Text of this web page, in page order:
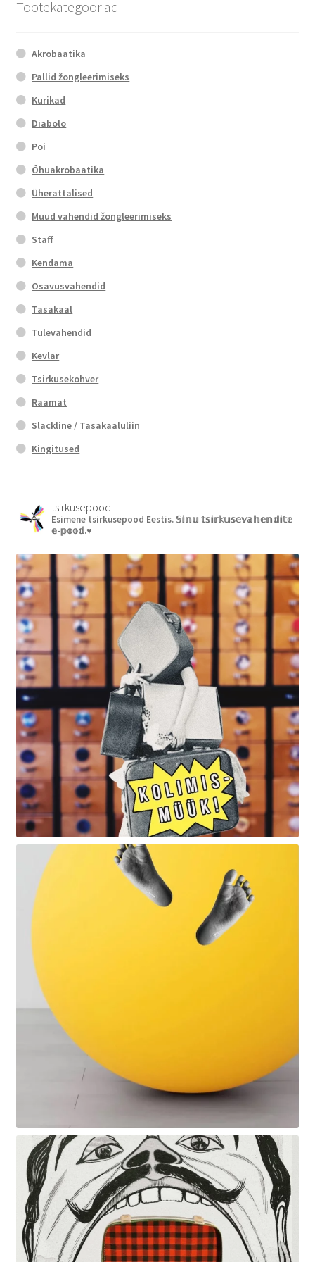
Tootekategooriad
Akrobaatika
Pallid žongleerimiseks
Kurikad
Diabolo
Poi
Õhuakrobaatika
Üherattalised
Muud vahendid žongleerimiseks
Staff
Kendama
Osavusvahendid
Tasakaal
Tulevahendid
Kevlar
Tsirkusekohver
Raamat
Slackline / Tasakaaluliin
Kingitused
tsirkusepood
Esimene tsirkusepood Eestis. 𝕊𝕚𝕟𝕦 𝕥𝕤𝕚𝕣𝕜𝕦𝕤𝕖𝕧𝕒𝕙𝕖𝕟𝕕𝕚𝕥𝕖
𝕖-𝕡𝕠𝕠𝕕.♥︎